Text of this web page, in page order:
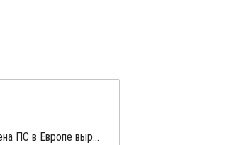
Февральская контрактная цена ПС в Европе выросла на EUR10 за тонну